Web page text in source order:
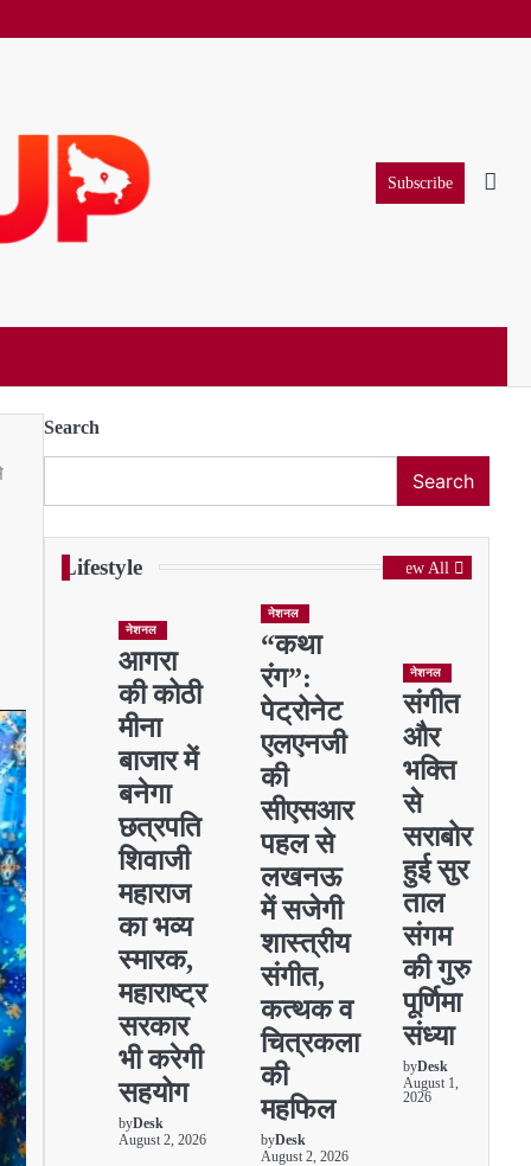
Subscribe
Search
Search
Lifestyle View All
नेशनल
आगरा
की कोठी
मीना
बाजार में
बनेगा
छत्रपति
शिवाजी
महाराज
का भव्य
स्मारक,
महाराष्ट्र
सरकार
भी करेगी
सहयोग
byDesk
August 2, 2026
नेशनल
“कथा
रंग”:
पेट्रोनेट
एलएनजी
की
सीएसआर
पहल से
लखनऊ
में सजेगी
शास्त्रीय
संगीत,
कत्थक व
चित्रकला
की
महफिल
byDesk
August 2, 2026
नेशनल
संगीत
और
भक्ति
से
सराबोर
हुई सुर
ताल
संगम
की गुरु
पूर्णिमा
संध्या
byDesk
August 1,
2026